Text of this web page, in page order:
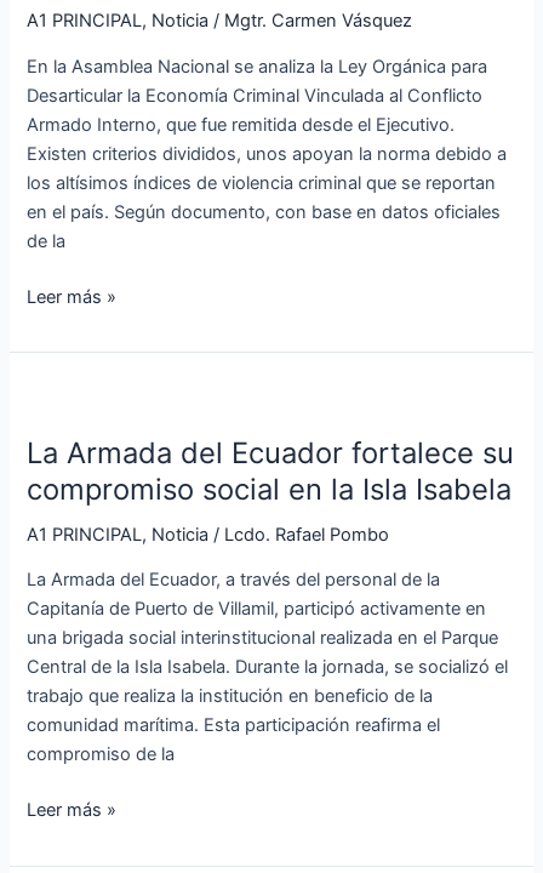
A1 PRINCIPAL, Noticia / Mgtr. Carmen Vásquez
En la Asamblea Nacional se analiza la Ley Orgánica para
Desarticular la Economía Criminal Vinculada al Conflicto
Armado Interno, que fue remitida desde el Ejecutivo.
Existen criterios divididos, unos apoyan la norma debido a
los altísimos índices de violencia criminal que se reportan
en el país. Según documento, con base en datos oficiales
de la
analizada
la
Asamblea
Leer más »
La Armada del Ecuador fortalece su
compromiso social en la Isla Isabela
A1 PRINCIPAL, Noticia / Lcdo. Rafael Pombo
La Armada del Ecuador, a través del personal de la
Capitanía de Puerto de Villamil, participó activamente en
una brigada social interinstitucional realizada en el Parque
Central de la Isla Isabela. Durante la jornada, se socializó el
trabajo que realiza la institución en beneficio de la
comunidad marítima. Esta participación reafirma el
compromiso de la
del
Ecuador
fortalece
su
compromiso
social
la
Isla
Isabela
Leer más »